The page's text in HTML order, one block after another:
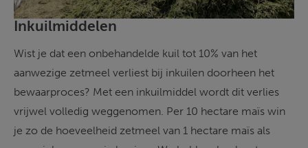
Inkuilmiddelen
Wist je dat een onbehandelde kuil tot 10% van het
aanwezige zetmeel verliest bij inkuilen doorheen het
bewaarproces? Met een inkuilmiddel wordt dit verlies
vrijwel volledig weggenomen. Per 10 hectare maïs win
je zo de hoeveelheid zetmeel van 1 hectare maïs als